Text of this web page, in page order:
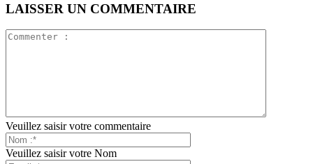
LAISSER UN COMMENTAIRE
Veuillez saisir votre commentaire
Veuillez saisir votre Nom